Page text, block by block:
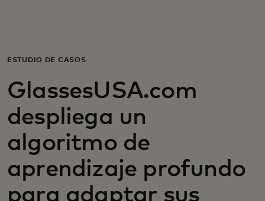
Para empresas
Para el mundo
Para innovadores
Noticias y tendencias
ESTUDIO DE CASOS
GlassesUSA.com
despliega un
algoritmo de
aprendizaje profundo
para adaptar sus